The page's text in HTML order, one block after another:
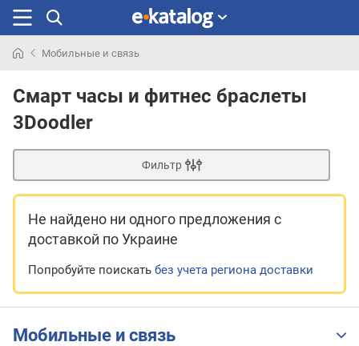
раньше
Мобильные и связь
Смарт часы и фитнес браслеты
3Doodler
Фильтр
Не найдено ни одного предложения с
доставкой по Украине
Попробуйте поискать без учета региона доставки
Мобильные и связь